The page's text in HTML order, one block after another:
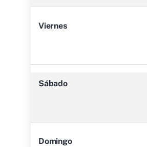
Viernes
Sábado
Domingo